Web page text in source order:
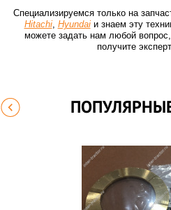
Специализируемся только на
Hitachi, Hyundaiи знаем эту
можете задать нам любой
получите